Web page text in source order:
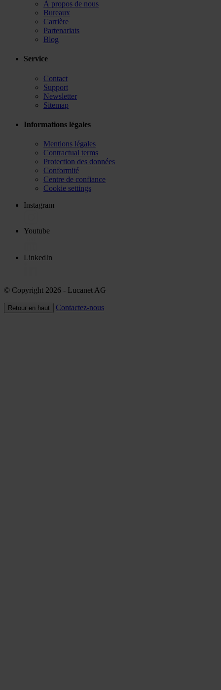
À propos de nous
Bureaux
Carrière
Partenariats
Blog
Service
Contact
Support
Newsletter
Sitemap
Informations légales
Mentions légales
Contractual terms
Protection des données
Conformité
Centre de confiance
Cookie settings
Instagram
Youtube
LinkedIn
© Copyright 2026 - Lucanet AG
Retour en haut Contactez-nous